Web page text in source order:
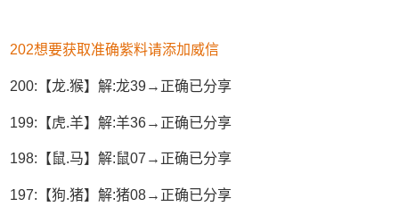
202想要获取准确紫料请添加威信
200:【龙.猴】解:龙39→正确已分享
199:【虎.羊】解:羊36→正确已分享
198:【鼠.马】解:鼠07→正确已分享
197:【狗.猪】解:猪08→正确已分享